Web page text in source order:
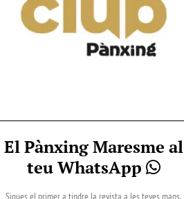
El Pànxing Maresme al
teu WhatsApp
Sigues el primer a tindre la revista a les teves mans.